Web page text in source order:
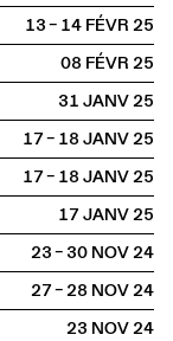
13 – 14 FÉVR2025
08 FÉVR2025
31 JANV2025
17 – 18 JANV2025
17 – 18 JANV2025
17 JANV2025
23 – 30 NOV2024
27 – 28 NOV2024
23 NOV2024